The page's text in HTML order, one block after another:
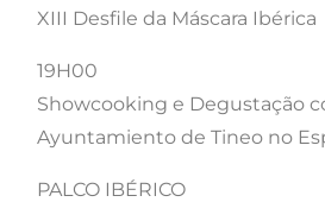
XIII Desfile da Máscara Ibérica
19H00
Showcooking e Degustação
Ayuntamiento de Tineo no
PALCO IBÉRICO